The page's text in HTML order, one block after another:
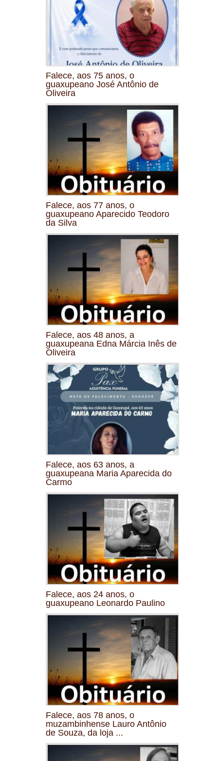
Falece, aos 75 anos, o
guaxupeano José Antônio de
Oliveira
Falece, aos 77 anos, o
guaxupeano Aparecido Teodoro
da Silva
Falece, aos 48 anos, a
guaxupeana Edna Márcia Inês de
Oliveira
Falece, aos 63 anos, a
guaxupeana Maria Aparecida do
Carmo
Falece, aos 24 anos, o
guaxupeano Leonardo Paulino
Falece, aos 78 anos, o
muzambinhense Lauro Antônio
de Souza, da loja ...